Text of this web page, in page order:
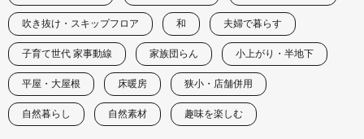
吹き抜け・スキップフロア 和 夫婦で暮らす
子育て世代 家事動線 家族団らん 小上がり・半地下
平屋・大屋根 床暖房 狭小・店舗併用
自然暮らし 自然素材 趣味を楽しむ